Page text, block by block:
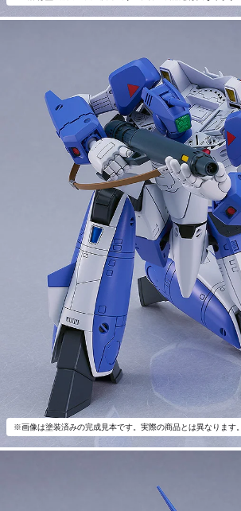
※画像は塗装済みの完成見本です。実際の商品とは異なります。